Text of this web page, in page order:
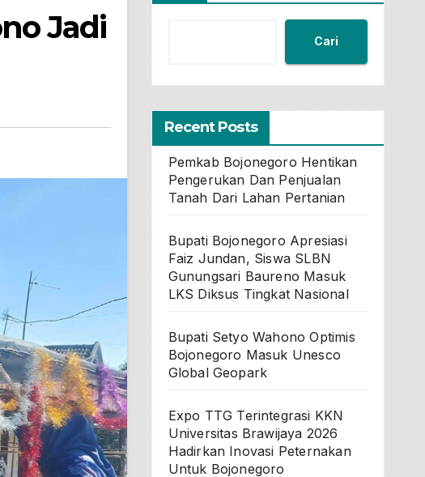
Jadi
Cari
Recent Posts
Pemkab Bojonegoro Hentikan
Pengerukan Dan Penjualan
Tanah Dari Lahan Pertanian
Bupati Bojonegoro Apresiasi
Faiz Jundan, Siswa SLBN
Gunungsari Baureno Masuk
LKS Diksus Tingkat Nasional
Bupati Setyo Wahono Optimis
Bojonegoro Masuk Unesco
Global Geopark
Expo TTG Terintegrasi KKN
Universitas Brawijaya 2026
Hadirkan Inovasi Peternakan
Untuk Bojonegoro